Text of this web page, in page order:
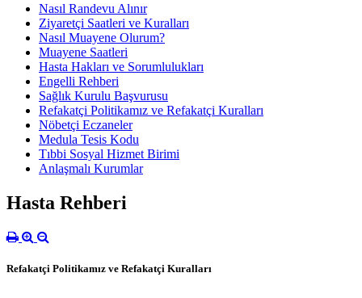
Nasıl Randevu Alınır
Ziyaretçi Saatleri ve Kuralları
Nasıl Muayene Olurum?
Muayene Saatleri
Hasta Hakları ve Sorumlulukları
Engelli Rehberi
Sağlık Kurulu Başvurusu
Refakatçi Politikamız ve Refakatçi Kuralları
Nöbetçi Eczaneler
Medula Tesis Kodu
Tıbbi Sosyal Hizmet Birimi
Anlaşmalı Kurumlar
Hasta Rehberi
Refakatçi Politikamız ve Refakatçi Kuralları